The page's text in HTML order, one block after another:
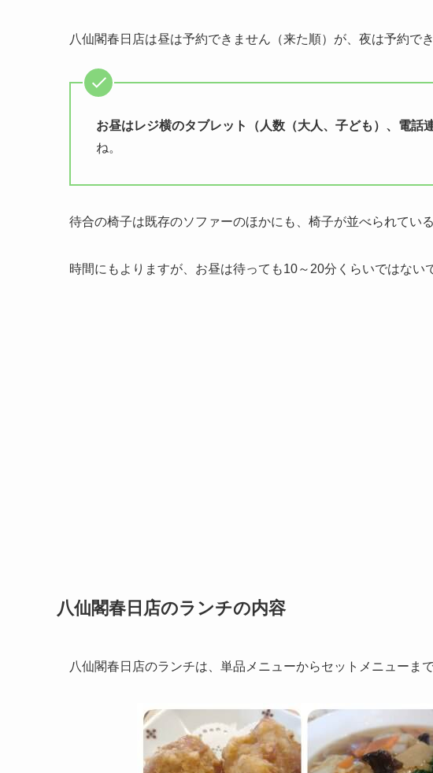
八仙閣春日店は昼は予約できません（来た順）が、夜は予約でき
お昼はレジ横のタブレット（人数（大人、子ども）、電話
ね。
待合の椅子は既存のソファーのほかにも、椅子が並べられてい
時間にもよりますが、お昼は待っても10～20分くらいではない
八仙閣春日店のランチの内容
八仙閣春日店のランチは、単品メニューからセットメニューま